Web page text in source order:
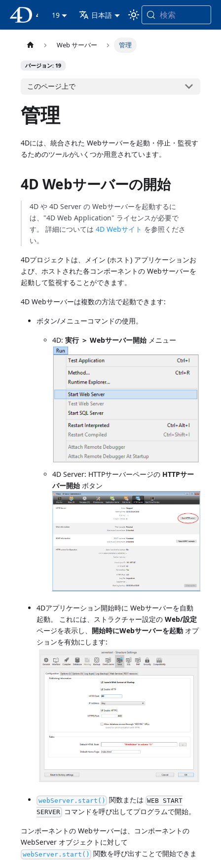
19 日本語 検索
Web サーバー 管理
バージョン: 19
このページ上で
管理
4Dには、統合された Webサーバーを起動・停止・監視す
るためのツールがいくつか用意されています。
4D Webサーバーの開始
4D や 4D Server の Webサーバーを起動するに
は、"4D Web Application" ライセンスが必要で
す。 詳細については4D Webサイト を参照くださ
い。
4Dプロジェクトは、メイン (ホスト) アプリケーションお
よび、ホストされた各コンポーネントの Webサーバーを
起動して監視することができます。
4D Webサーバーは複数の方法で起動できます:
ボタン/メニューコマンドの使用。
4D:実行 ＞ Webサーバー開始 メニュー
4D Server: HTTPサーバーページの HTTPサー
バー開始 ボタン
4Dアプリケーション開始時に Webサーバーを自動
起動。 これには、ストラクチャー設定のWeb/設定
ページを表示し、開始時にWebサーバーを起動 オプ
ションを有効にします:
webServer.start() 関数または WEB START
SERVER コマンドを呼び出してプログラムで開始。
コンポーネントの Webサーバーは、コンポーネントの
WebServer オブジェクトに対して
webServer.start() 関数を呼び出すことで開始できま